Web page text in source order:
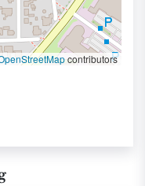
contributors